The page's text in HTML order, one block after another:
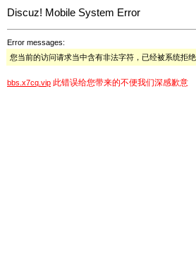
Discuz! Mobile System Error
Error messages:
您当前的访问请求当中含有非法字符，已经被系统拒绝
bbs.x7cq.vip 此错误给您带来的不便我们深感歉意